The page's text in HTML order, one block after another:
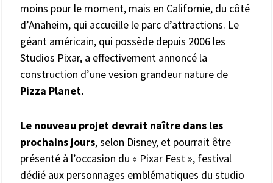
moins pour le moment, mais en Californie, du côté
d’Anaheim, qui accueille le parc d’attractions. Le
géant américain, qui possède depuis 2006 les
Studios Pixar, a effectivement annoncé la
construction d’une vesion grandeur nature de
Pizza Planet.
Le nouveau projet devrait naître dans les
prochains jours, selon Disney, et pourrait être
présenté à l’occasion du « Pixar Fest », festival
dédié aux personnages emblématiques du studio